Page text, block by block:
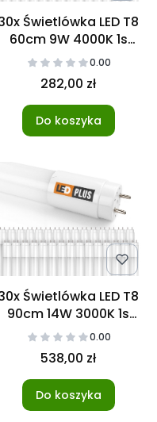
Świetlówka LED T8
60cm 9W 4000K 1s
NANO 0.00
282,00 zł
Do koszyka
Świetlówka LED T8
90cm 14W 3000K 1s
NANO 0.00
538,00 zł
Do koszyka